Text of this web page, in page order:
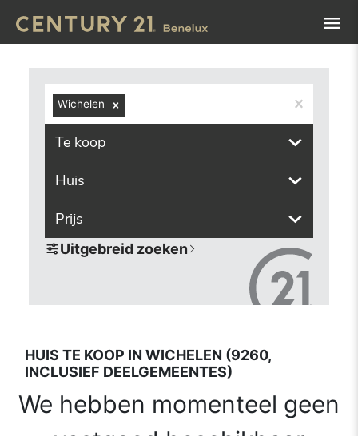
Wichelen
Te koop
Huis
Prijs
Uitgebreid zoeken
HUIS TE KOOP IN WICHELEN (9260,
INCLUSIEF DEELGEMEENTES)
We hebben momenteel geen